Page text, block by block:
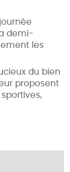
demi-
les
du bien
proposent